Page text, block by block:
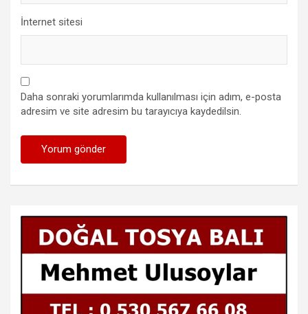
İnternet sitesi
Daha sonraki yorumlarımda kullanılması için adım, e-posta
adresim ve site adresim bu tarayıcıya kaydedilsin.